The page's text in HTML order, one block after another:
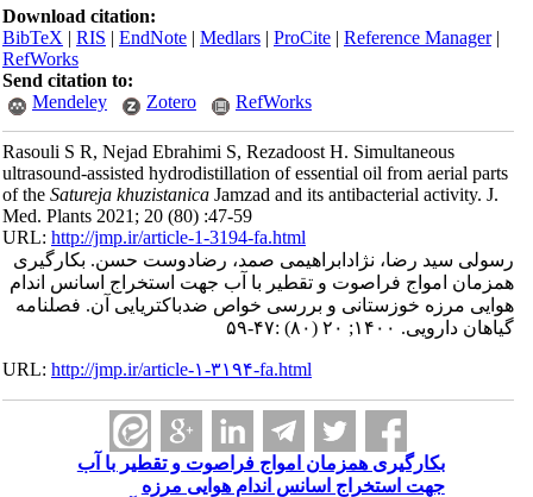
Download citation:
BibTeX|RIS|EndNote|Medlars|ProCite|Reference Manager
RefWorks
Send citation to:
Mendeley
Zotero RefWorks
Rasouli S R, Nejad Ebrahimi S, Rezadoost H. Simultaneous
ultrasound-assisted hydrodistillation of essential oil from aerial
of theSatureja khuzistanicaJamzad and its antibacterial activity. J.
Med. Plants 2021; 20 (80) :47-59
URL:http://jmp.ir/article-1-3194-fa.html
سید رضا، نژادابراهیمی صمد، رضادوست حسن. بکارگیری
امواج فراصوت و تقطیر با آب جهت استخراج اسانس اندام
مرزه خوزستانی و بررسی خواص ضدباکتریایی آن. فصلنامه
دارویی. ۱۴۰۰; ۲۰ (۸۰) :۴۷-۵۹
URL:http://jmp.ir/article-۱-۳۱۹۴-fa.html
بکارگیری همزمان امواج فراصوت و تقطیر با آب
جهت استخراج اسانس اندام هوایی مرزه